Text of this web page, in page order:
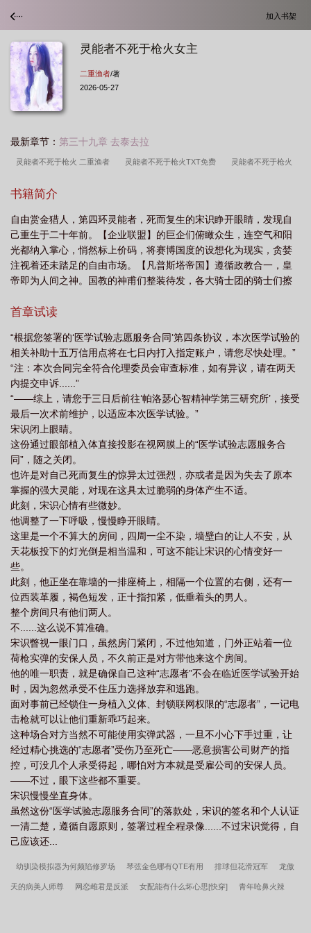
加入书架
灵能者不死于枪火女主
二重渔者/著
2026-05-27
最新章节： 第三十九章 去泰去拉
灵能者不死于枪火 二重渔者 灵能者不死于枪火TXT免费 灵能者不死于枪火
火笔趣阁
枪火精校 灵能者不死于枪火无错版 灵能者不死于枪火TXT百度 灵能者不死
于枪火百科 灵能者不死于枪火起点 灵能者不死于枪火资源 灵能者不死于枪
火免费阅读 灵能者不死于枪火道途 灵能者不死于枪火 笔趣阁 灵能者不死
于枪火百度百科 灵能者不死于枪火百度 灵能者不死于枪火六大道途
书籍简介
自由赏金猎人，第四环灵能者，死而复生的宋识睁开眼睛，发现自
己重生于二十年前。【企业联盟】的巨企们俯瞰众生，连空气和阳
光都纳入掌心，悄然标上价码，将赛博国度的设想化为现实，贪婪
注视着还未踏足的自由市场。【凡普斯塔帝国】遵循政教合一，皇
帝即为人间之神。国教的神甫们整装待发，各大骑士团的骑士们擦
光。还有内部矛盾越发激烈的【泛东大陆联合体】、理想乌托邦
久，席卷整颗星球的战火不可避免。植入义体、灵能者与灵能道
途、空天母舰、巨构奇观、技术奇点、星坠、堕化网域......理想，困
惑，惊异，未来。这些都可以先放到一边。宋识愉快地作出决定。
第一步，恢复力量。第二步，依次去问候一遍，前世那一连串的仇
人名单吧。
首章试读
“根据您签署的‘医学试验志愿服务合同’第四条协议，本次医学试验的
相关补助十五万信用点将在七日内打入指定账户，请您尽快处理。”
“注：本次合同完全符合伦理委员会审查标准，如有异议，请在两天
内提交申诉......”
“——综上，请您于三日后前往‘帕洛瑟心智精神学第三研究所’，接受
最后一次术前维护，以适应本次医学试验。”
宋识闭上眼睛。
这份通过眼部植入体直接投影在视网膜上的“医学试验志愿服务合
同”，随之关闭。
也许是对自己死而复生的惊异太过强烈，亦或者是因为失去了原本
掌握的强大灵能，对现在这具太过脆弱的身体产生不适。
此刻，宋识心情有些微妙。
他调整了一下呼吸，慢慢睁开眼睛。
这里是一个不算大的房间，四周一尘不染，墙壁白的让人不安，从
天花板投下的灯光倒是相当温和，可这不能让宋识的心情变好一
些。
此刻，他正坐在靠墙的一排座椅上，相隔一个位置的右侧，还有一
位西装革履，褐色短发，正十指扣紧，低垂着头的男人。
整个房间只有他们两人。
不......这么说不算准确。
宋识瞥视一眼门口，虽然房门紧闭，不过他知道，门外正站着一位
荷枪实弹的安保人员，不久前正是对方带他来这个房间。
他的唯一职责，就是确保自己这种“志愿者”不会在临近医学试验开始
时，因为忽然承受不住压力选择放弃和逃跑。
面对事前已经锁住一身植入义体、封锁联网权限的“志愿者”，一记电
击枪就可以让他们重新乖巧起来。
这种场合对方当然不可能使用实弹武器，一旦不小心下手过重，让
经过精心挑选的“志愿者”受伤乃至死亡——恶意损害公司财产的指
控，可没几个人承受得起，哪怕对方本就是受雇公司的安保人员。
——不过，眼下这些都不重要。
宋识慢慢坐直身体。
虽然这份“医学试验志愿服务合同”的落款处，宋识的签名和个人认证
一清二楚，遵循自愿原则，签署过程全程录像......不过宋识觉得，自
己应该还...
幼驯染模拟器为何频陷修罗场 琴弦金色哪有QTE有用 排球但花滑冠军 龙傲
天的病美人师尊 网恋雌君是反派 女配能有什么坏心思[快穿] 青年呛鼻火辣